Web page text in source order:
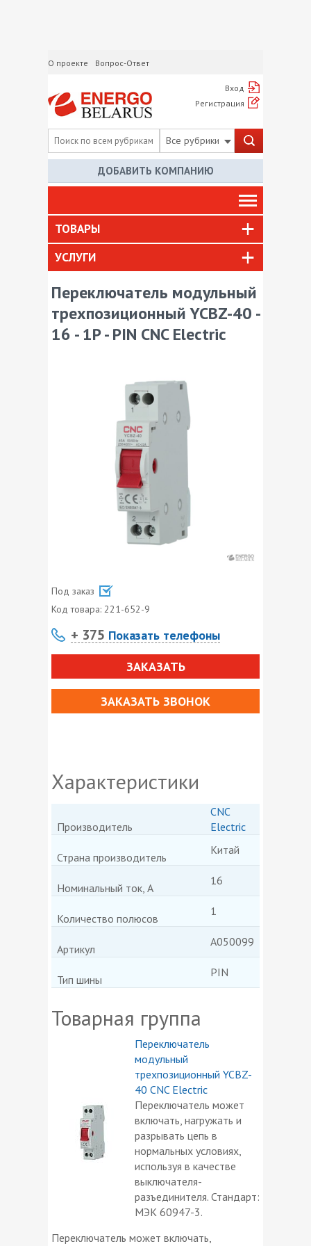
О проекте Вопрос-Ответ
Вход
Регистрация
Все рубрики
ДОБАВИТЬ КОМПАНИЮ
ТОВАРЫ
УСЛУГИ
Переключатель модульный
трехпозиционный YCBZ-40 -
16 - 1P - PIN CNC Electric
Под заказ
Код товара: 221-652-9
+ 375 Показать телефоны
ЗАКАЗАТЬ
ЗАКАЗАТЬ ЗВОНОК
Характеристики
Производитель
CNC
Electric
Страна производитель
Китай
Номинальный ток, А
16
Количество полюсов
1
Артикул
A050099
Тип шины
PIN
Товарная группа
Переключатель
модульный
трехпозиционный YCBZ-
40 CNC Electric
Переключатель может
включать, нагружать и
разрывать цепь в
нормальных условиях,
используя в качестве
выключателя-
разъединителя. Стандарт:
МЭК 60947-3.
Переключатель может включать,